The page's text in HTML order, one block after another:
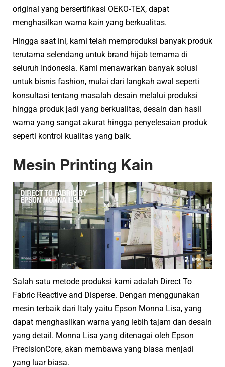
original yang bersertifikasi OEKO-TEX, dapat
menghasilkan warna kain yang berkualitas.
Hingga saat ini, kami telah memproduksi banyak produk
terutama selendang untuk brand hijab ternama di
seluruh Indonesia. Kami menawarkan banyak solusi
untuk bisnis fashion, mulai dari langkah awal seperti
konsultasi tentang masalah desain melalui produksi
hingga produk jadi yang berkualitas, desain dan hasil
warna yang sangat akurat hingga penyelesaian produk
seperti kontrol kualitas yang baik.
Mesin Printing Kain
Salah satu metode produksi kami adalah Direct To
Fabric Reactive and Disperse. Dengan menggunakan
mesin terbaik dari Italy yaitu Epson Monna Lisa, yang
dapat menghasilkan warna yang lebih tajam dan desain
yang detail. Monna Lisa yang ditenagai oleh Epson
PrecisionCore, akan membawa yang biasa menjadi
yang luar biasa.